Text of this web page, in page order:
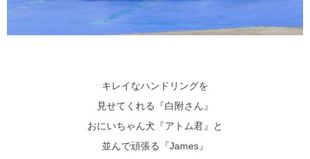
キレイなハンドリングを
見せてくれる『白附さん』
おにいちゃん犬『アトム君』と
並んで頑張る『James』